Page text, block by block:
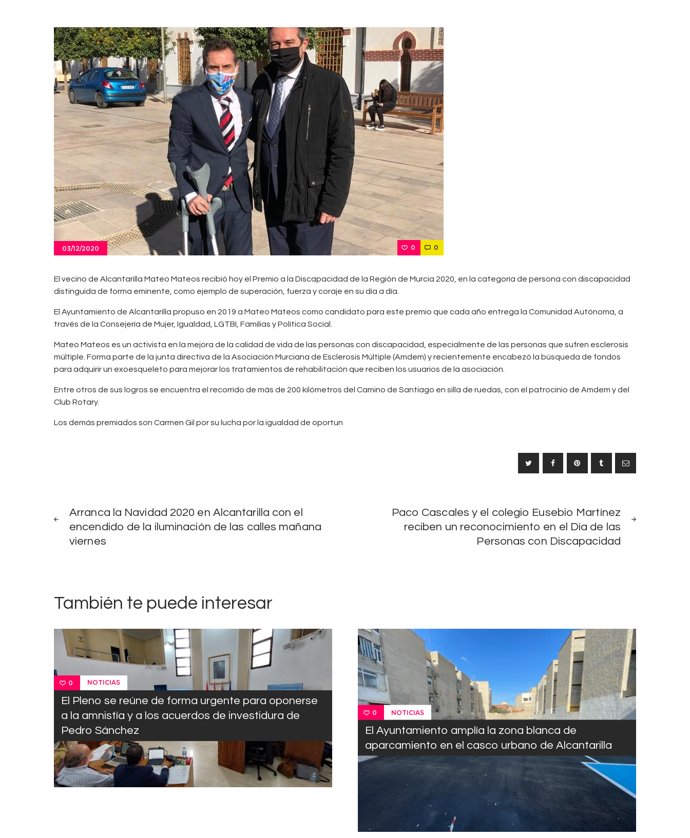
03/12/2020 0 0
El vecino de Alcantarilla Mateo Mateos recibió hoy el Premio a la Discapacidad de la Región de Murcia 2020, en la categoría de persona con discapacidad
distinguida de forma eminente, como ejemplo de superación, fuerza y coraje en su día a día.
El Ayuntamiento de Alcantarilla propuso en 2019 a Mateo Mateos como candidato para este premio que cada año entrega la Comunidad Autónoma, a
través de la Consejería de Mujer, Igualdad, LGTBI, Familias y Política Social.
Mateo Mateos es un activista en la mejora de la calidad de vida de las personas con discapacidad, especialmente de las personas que sufren esclerosis
múltiple. Forma parte de la junta directiva de la Asociación Murciana de Esclerosis Múltiple (Amdem) y recientemente encabezó la búsqueda de fondos
para adquirir un exoesqueleto para mejorar los tratamientos de rehabilitación que reciben los usuarios de la asociación.
Entre otros de sus logros se encuentra el recorrido de más de 200 kilómetros del Camino de Santiago en silla de ruedas, con el patrocinio de Amdem y del
Club Rotary.
Los demás premiados son Carmen Gil por su lucha por la igualdad de oportun
Navegación
de
entradas
ANTERIORES
Arranca la Navidad 2020 en Alcantarilla con el
encendido de la iluminación de las calles mañana
viernes
Paco Cascales y el colegio Eusebio Martínez
reciben un reconocimiento en el Día de las
Personas con Discapacidad
También te puede interesar
0 NOTICIAS
El Pleno se reúne de forma urgente para oponerse
a la amnistía y a los acuerdos de investidura de
Pedro Sánchez
0 NOTICIAS
El Ayuntamiento amplía la zona blanca de
aparcamiento en el casco urbano de Alcantarilla